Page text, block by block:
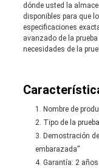
dónde usted la
disponibles para que
especificaciones
avanzado de la
necesidades de la
Nombre de
Tipo de la
Demostración
embarazada”
Garantía: 2 años